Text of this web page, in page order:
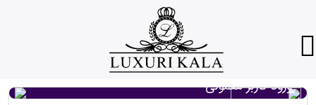
ورود کاربر معمولی